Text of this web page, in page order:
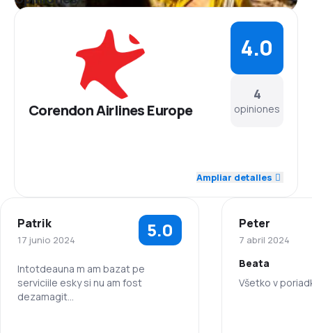
Corendon Airlines Europe
4
opiniones
4.0
Red de conexiones 5.0
Precio del billete 3.7
Comodidad de viaje
Ampliar detalles
Patrik
17 junio 2024 5.0
Intotdeauna m am bazat pe
serviciile esky si nu am fost
dezamagit
Peter
7 abril 2024
Beata
Všetko v